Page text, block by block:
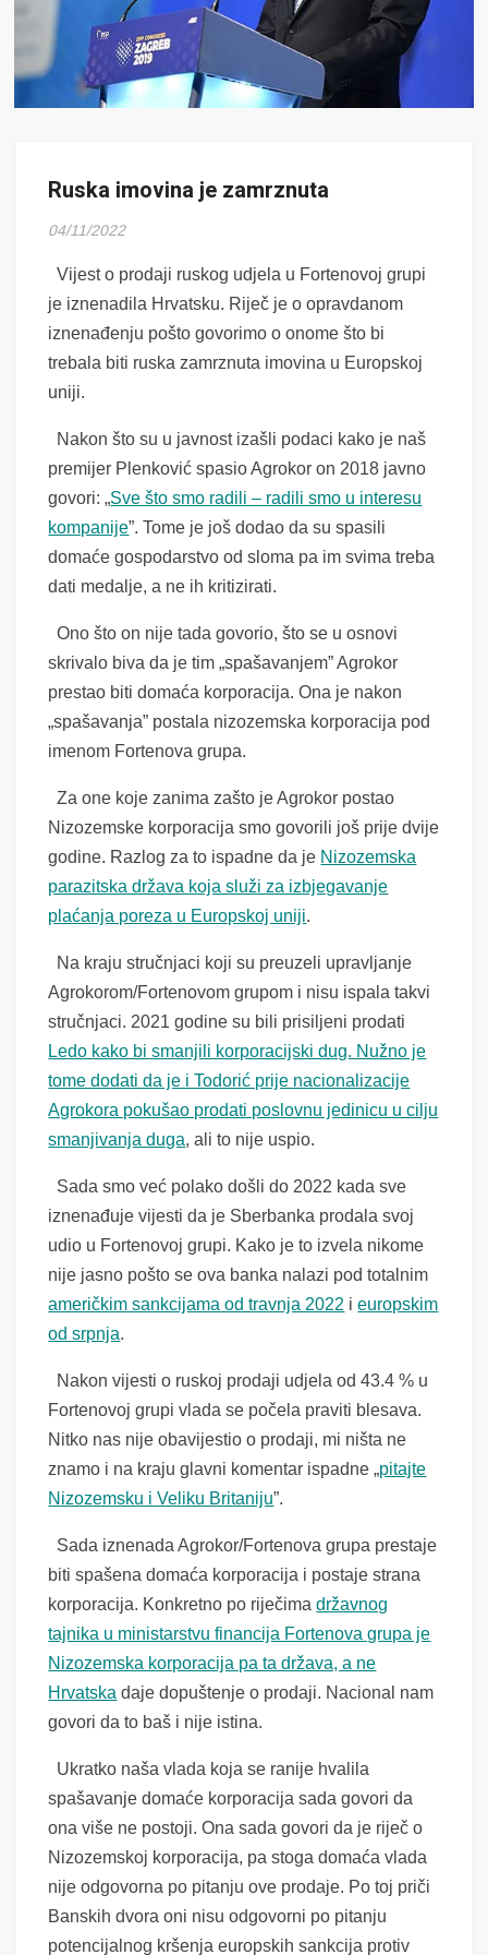
Ruska imovina je zamrznuta
04/11/2022
Vijest o prodaji ruskog udjela u Fortenovoj grupi
je iznenadila Hrvatsku. Riječ je o opravdanom
iznenađenju pošto govorimo o onome što bi
trebala biti ruska zamrznuta imovina u Europskoj
uniji.
Nakon što su u javnost izašli podaci kako je naš
premijer Plenković spasio Agrokor on 2018 javno
govori: „Sve što smo radili – radili smo u interesu
kompanije”. Tome je još dodao da su spasili
domaće gospodarstvo od sloma pa im svima treba
dati medalje, a ne ih kritizirati.
Ono što on nije tada govorio, što se u osnovi
skrivalo biva da je tim „spašavanjem” Agrokor
prestao biti domaća korporacija. Ona je nakon
„spašavanja” postala nizozemska korporacija pod
imenom Fortenova grupa.
Za one koje zanima zašto je Agrokor postao
Nizozemske korporacija smo govorili još prije dvije
godine. Razlog za to ispadne da je Nizozemska
parazitska država koja služi za izbjegavanje
plaćanja poreza u Europskoj uniji.
Na kraju stručnjaci koji su preuzeli upravljanje
Agrokorom/Fortenovom grupom i nisu ispala takvi
stručnjaci. 2021 godine su bili prisiljeni prodati
Ledo kako bi smanjili korporacijski dug. Nužno je
tome dodati da je i Todorić prije nacionalizacije
Agrokora pokušao prodati poslovnu jedinicu u cilju
smanjivanja duga, ali to nije uspio.
Sada smo već polako došli do 2022 kada sve
iznenađuje vijesti da je Sberbanka prodala svoj
udio u Fortenovoj grupi. Kako je to izvela nikome
nije jasno pošto se ova banka nalazi pod totalnim
američkim sankcijama od travnja 2022 ieuropskim
od srpnja.
Nakon vijesti o ruskoj prodaji udjela od 43.4 % u
Fortenovoj grupi vlada se počela praviti blesava.
Nitko nas nije obavijestio o prodaji, mi ništa ne
znamo i na kraju glavni komentar ispadne „pitajte
Nizozemsku i Veliku Britaniju”.
Sada iznenada Agrokor/Fortenova grupa prestaje
biti spašena domaća korporacija i postaje strana
korporacija. Konkretno po riječimadržavnog
tajnika u ministarstvu financija Fortenova grupa je
Nizozemska korporacija pa ta država, a ne
Hrvatska daje dopuštenje o prodaji. Nacional nam
govori da to baš i nije istina.
Ukratko naša vlada koja se ranije hvalila
spašavanje domaće korporacija sada govori da
ona više ne postoji. Ona sada govori da je riječ o
Nizozemskoj korporacija, pa stoga domaća vlada
nije odgovorna po pitanju ove prodaje. Po toj priči
Banskih dvora oni nisu odgovorni po pitanju
potencijalnog kršenja europskih sankcija protiv